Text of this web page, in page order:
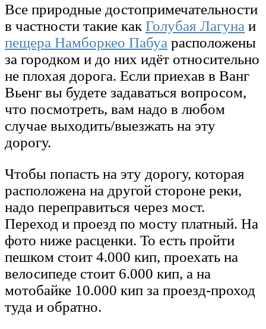
Все природные достопримечательности
в частности такие как Голубая Лагуна и
пещера Намборкео Пабуа расположены
за городком и до них идёт относительно
не плохая дорога. Если приехав в Ванг
Вьенг вы будете задаваться вопросом,
что посмотреть, вам надо в любом
случае выходить/выезжать на эту
дорогу.
Чтобы попасть на эту дорогу, которая
расположена на другой стороне реки,
надо переправиться через мост.
Переход и проезд по мосту платный. На
фото ниже расценки. То есть пройти
пешком стоит 4.000 кип, проехать на
велосипеде стоит 6.000 кип, а на
мотобайке 10.000 кип за проезд-проход
туда и обратно.